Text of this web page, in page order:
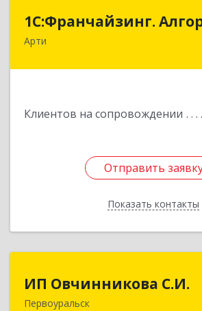
1С:Франчайзинг.
Арти
Клиентов на сопровождении
Отправить
Показать контакты
1С:Франчайзинг.
623340, Свердловская обл,
Отправить
Назад
ИП Овчинникова С.И.
Первоуральск
623119, Свердловская обл,